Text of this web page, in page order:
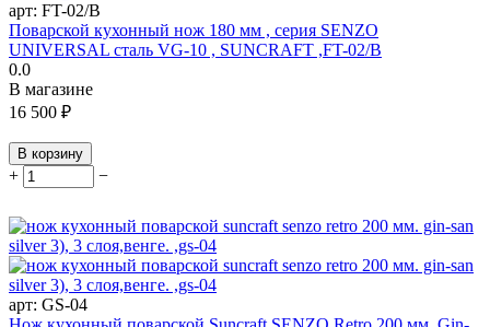
арт: FT-02/B
Поварской кухонный нож 180 мм , серия SENZO
UNIVERSAL сталь VG-10 , SUNCRAFT ,FT-02/B
0.0
В магазине
16 500 ₽
В корзину
+ −
арт: GS-04